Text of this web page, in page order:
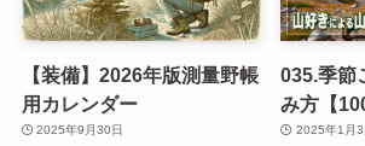
【装備】2026年版測量野帳
用カレンダー
2025年9月30日
035.季節
み方【
2025年1月3